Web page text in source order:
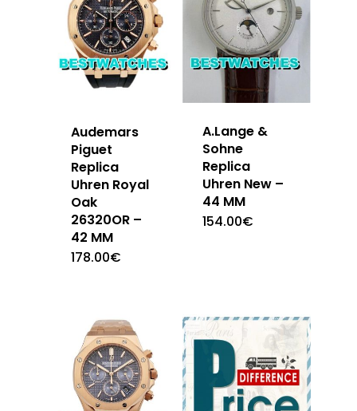
Audemars
Piguet
Replica
Uhren Royal
Oak
26320OR –
42 MM
178.00€
A.Lange &
Sohne
Replica
Uhren New –
44 MM
154.00€